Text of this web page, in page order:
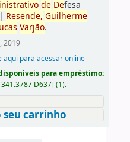
de Defesa
Resende, Guilherme
Varjão.
, 2019
aqui para acessar online
para empréstimo:
341.3787 D637] (1).
carrinho